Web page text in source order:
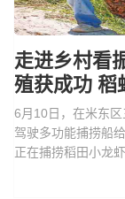
走进乡村看
殖获成功 稻
6月10日，在米东
驾驶多功能捕捞船
正在捕捞稻田小龙